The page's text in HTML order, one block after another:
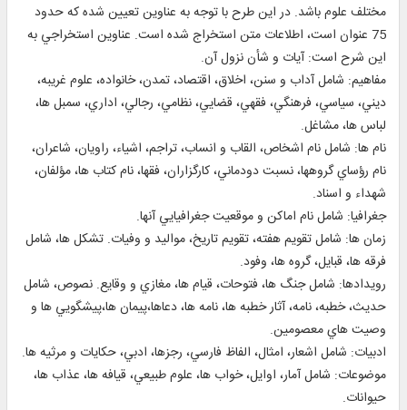
مختلف علوم باشد. در اين طرح با توجه به عناوين تعيين شده كه حدود
75 عنوان است، اطلاعات متن استخراج شده است. عناوين استخراجي به
اين شرح است: آيات و شأن نزول آن.
مفاهيم: شامل آداب و سنن، اخلاق، اقتصاد، تمدن، خانواده، علوم غريبه،
ديني، سياسي، فرهنگي، فقهي، قضايي، نظامي، رجالي، اداري، سمبل ها،
لباس ها، مشاغل.
نام ها: شامل نام اشخاص، القاب و انساب، تراجم، اشياء، راويان، شاعران،
نام رؤساي گروهها، نسبت دودماني، كارگزاران، فقها، نام كتاب ها، مؤلفان،
شهداء و اسناد.
جغرافيا: شامل نام اماكن و موقعيت جغرافيايي آنها.
زمان ها: شامل تقويم هفته، تقويم تاريخ، مواليد و وفيات. تشكل ها، شامل
فرقه ها، قبايل، گروه ها، وفود.
رويدادها: شامل جنگ ها، فتوحات، قيام ها، مغازي و وقايع. نصوص، شامل
حديث، خطبه، نامه، آثار خطبه ها، نامه ها، دعاها،پيمان ها،پيشگويي ها و
وصيت هاي معصومين.
ادبيات: شامل اشعار، امثال، الفاظ فارسي، رجزها، ادبي، حكايات و مرثيه ها.
موضوعات: شامل آمار، اوايل، خواب ها، علوم طبيعي، قيافه ها، عذاب ها،
حيوانات.